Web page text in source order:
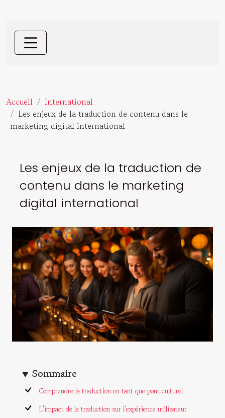
Accueil
International
Les enjeux de la traduction de contenu dans le
marketing digital international
Les enjeux de la traduction de
contenu dans le marketing
digital international
Sommaire
Comprendre la traduction en tant que pont culturel
L'impact de la traduction sur l'expérience utilisateur